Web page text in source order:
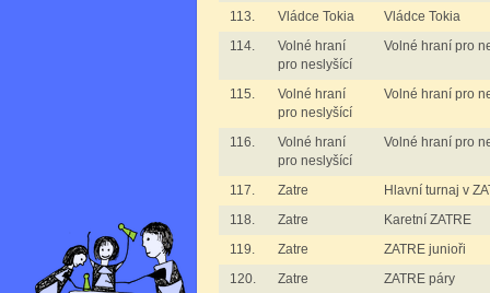
113.
Vládce Tokia
Vládce Tokia
114.
Volné hraní
pro neslyšící
Volné hraní pro
115.
Volné hraní
pro neslyšící
Volné hraní pro
116.
Volné hraní
pro neslyšící
Volné hraní pro
117. Zatre
Hlavní turnaj v
118.
Zatre
Karetní ZATRE
119.
Zatre
ZATRE junioři
120.
Zatre ZATRE páry